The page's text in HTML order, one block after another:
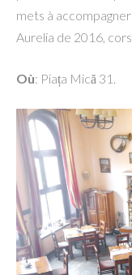
mets à
Aurelia de 2016,
Où: Piața Mică 31.